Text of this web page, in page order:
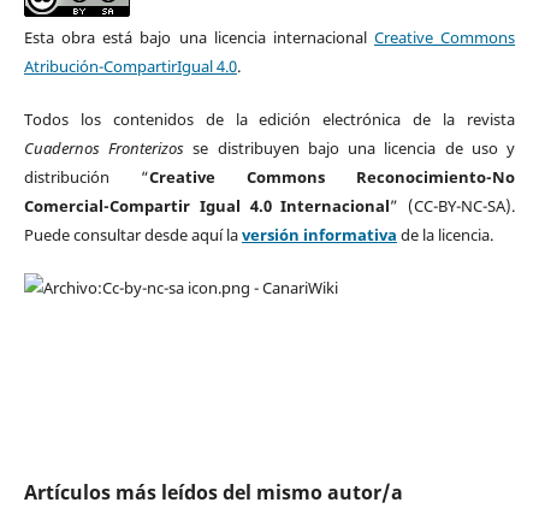
Esta obra está bajo una licencia internacional Creative Commons
Atribución-CompartirIgual 4.0.
Todos los contenidos de la edición electrónica de la revista
Cuadernos Fronterizos se distribuyen bajo una licencia de uso y
distribución “Creative Commons Reconocimiento-No
Comercial-Compartir Igual 4.0 Internacional” (CC-BY-NC-SA).
Puede consultar desde aquí laversión informativa de la licencia.
Artículos más leídos del mismo autor/a